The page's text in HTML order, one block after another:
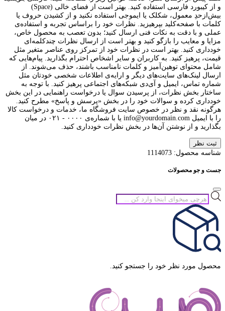
و از کیبورد فارسی استفاده کنید. بهتر است از فضای خالی (Space)
بیش‌از‌حدِ معمول، شکلک یا ایموجی استفاده نکنید و از کشیدن حروف یا
کلمات با صفحه‌کلید بپرهیزید. نظرات خود را براساس تجربه و استفاده‌ی
عملی و با دقت به نکات فنی ارسال کنید؛ بدون تعصب به محصول خاص،
مزایا و معایب را بازگو کنید و بهتر است از ارسال نظرات چندکلمه‌‌ای
خودداری کنید. بهتر است در نظرات خود از تمرکز روی عناصر متغیر مثل
قیمت، پرهیز کنید. به کاربران و سایر اشخاص احترام بگذارید. پیام‌هایی که
شامل محتوای توهین‌آمیز و کلمات نامناسب باشند، حذف می‌شوند. از
ارسال لینک‌های سایت‌های دیگر و ارایه‌ی اطلاعات شخصی خودتان مثل
شماره تماس، ایمیل و آی‌دی شبکه‌های اجتماعی پرهیز کنید. با توجه به
ساختار بخش نظرات، از پرسیدن سوال یا درخواست راهنمایی در این بخش
خودداری کرده و سوالات خود را در بخش «پرسش و پاسخ» مطرح کنید.
هرگونه نقد و نظر در خصوص سایت فروشگاه ما، خدمات و درخواست کالا
را با ایمیل info@yourdomain.com یا با شماره‌ی ۰۰۰۰ - ۰۲۱ در میان
بگذارید و از نوشتن آن‌ها در بخش نظرات خودداری کنید.
ثبت نظر
شناسه محصول: 1114073
جست و جو محصولات
جستجوی
محصولات
محصول مورد نظر خود را جستجو کنید.